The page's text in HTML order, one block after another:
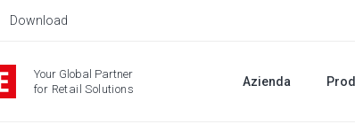
Download
Your Global Partner
for Retail Solutions
Azienda